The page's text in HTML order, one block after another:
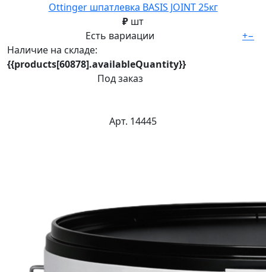
Ottinger шпатлевка BASIS JOINT 25кг
₽ шт
Есть вариации
Наличие на складе:
{{products[60878].availableQuantity}}
Под заказ
+−
Арт. 14445